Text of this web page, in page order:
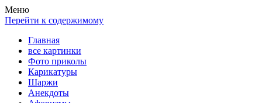
Весела хата — прикольные картинки, смешные истории,
клипы!
Покажем всем ваши фото приколы, карикатуры, шаржи, стихи,
рассказы, видео и песни!
Меню
Перейти к содержимому
Главная
все картинки
Фото приколы
Карикатуры
Шаржи
Анекдоты